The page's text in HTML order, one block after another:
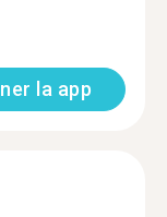
la app